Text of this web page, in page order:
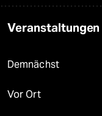
Veranstaltungen
Demnächst
Vor Ort